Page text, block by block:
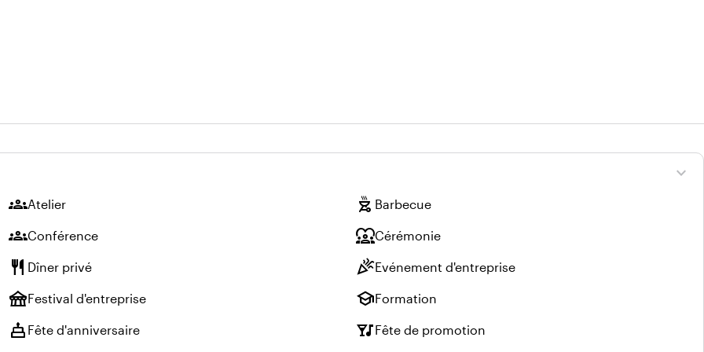
expand_more
groupsAtelier outdoor_grill Barbecue
groupsConférence diversity_1Cérémonie
restaurant Dîner privé celebrationEvénement d'entreprise
festivalFestival d'entreprise schoolFormation
cake Fête d'anniversaire nightlifeFête de promotion